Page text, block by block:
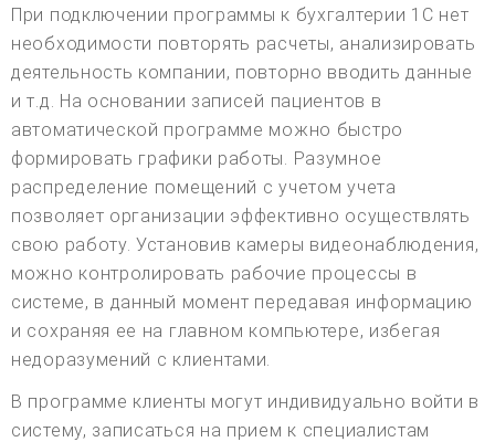
При подключении программы к бухгалтерии 1С нет
необходимости повторять расчеты, анализировать
деятельность компании, повторно вводить данные
и т.д. На основании записей пациентов в
автоматической программе можно быстро
формировать графики работы. Разумное
распределение помещений с учетом учета
позволяет организации эффективно осуществлять
свою работу. Установив камеры видеонаблюдения,
можно контролировать рабочие процессы в
системе, в данный момент передавая информацию
и сохраняя ее на главном компьютере, избегая
недоразумений с клиентами.
В программе клиенты могут индивидуально войти в
систему, записаться на прием к специалистам